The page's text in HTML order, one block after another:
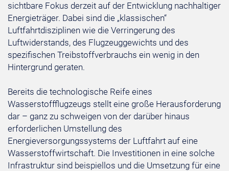
sichtbare Fokus derzeit auf der Entwicklung nachhaltiger
Energieträger. Dabei sind die „klassischen“
Luftfahrtdisziplinen wie die Verringerung des
Luftwiderstands, des Flugzeuggewichts und des
spezifischen Treibstoffverbrauchs ein wenig in den
Hintergrund geraten.
Bereits die technologische Reife eines
Wasserstoffflugzeugs stellt eine große Herausforderung
dar – ganz zu schweigen von der darüber hinaus
erforderlichen Umstellung des
Energieversorgungssystems der Luftfahrt auf eine
Wasserstoffwirtschaft. Die Investitionen in eine solche
Infrastruktur sind beispiellos und die Umsetzung für eine